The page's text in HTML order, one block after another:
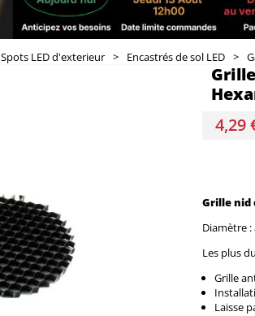
Spots LED d'exterieur > Encastrés de sol LED >
4,29
Grille nid
Diamètre
Les plus
Grille
Laisse